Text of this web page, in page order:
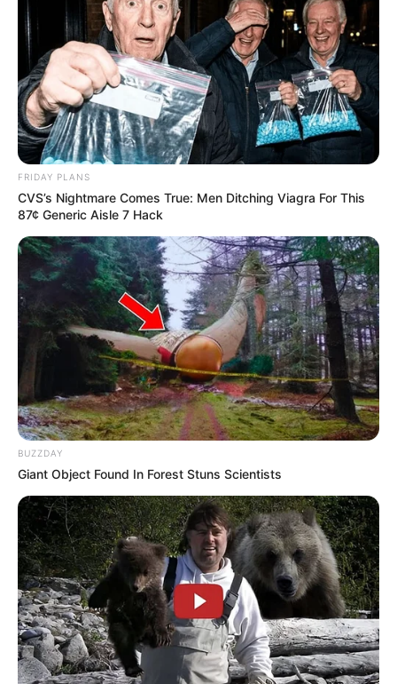
FRIDAY PLANS
CVS’s Nightmare Comes True: Men Ditching Viagra For This
87¢ Generic Aisle 7 Hack
BUZZDAY
Giant Object Found In Forest Stuns Scientists